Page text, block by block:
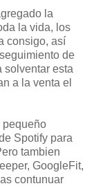
la
la vida, los
consigo, así
de
solventar esta
a la venta el
pequeño
Spotify para
tambien
GoogleFit,
contunuar